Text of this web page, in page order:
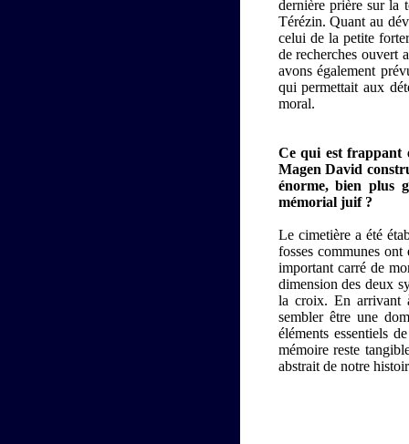
dernière prière sur la
Térézin. Quant au
celui de la petite
de recherches ouvert
avons également
qui permettait aux
moral.
Ce qui est frappant
Magen David
énorme, bien plus
mémorial juif ?
Le cimetière a été
fosses communes
important carré de
dimension des deux
la croix. En arrivant
sembler être une
éléments essentiels
mémoire reste
abstrait de notre